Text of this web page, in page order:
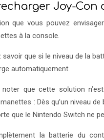
Joy-Con
que vous pouvez
à la console.
savoir que si le niveau de la
automatiquement.
que cette solution
: Dès qu’un niveau
que le Nintendo Switch ne
la batterie du